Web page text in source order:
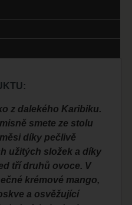
z dalekého Karibiku.
smete ze stolu
díky pečlivě
užitých složek a díky
tří druhů ovoce. V
krémové mango,
a osvěžující